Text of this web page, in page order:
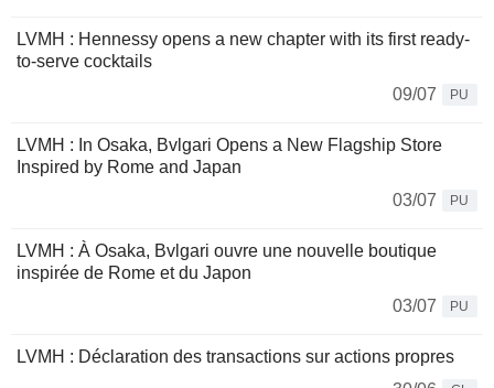
LVMH : Hennessy opens a new chapter with its first ready-
to-serve cocktails​
09/07
PU
LVMH : In Osaka, Bvlgari Opens a New Flagship Store
Inspired by Rome and Japan
03/07
PU
LVMH : À Osaka, Bvlgari ouvre une nouvelle boutique
inspirée de Rome et du Japon
03/07
PU
LVMH : Déclaration des transactions sur actions propres